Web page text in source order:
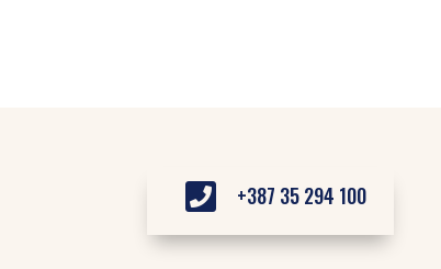
 +387 35 294 100